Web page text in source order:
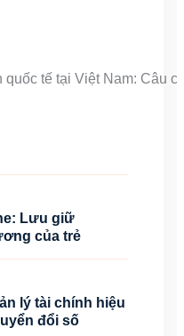
Lưu giữ
của trẻ
lý tài chính hiệu
đổi số